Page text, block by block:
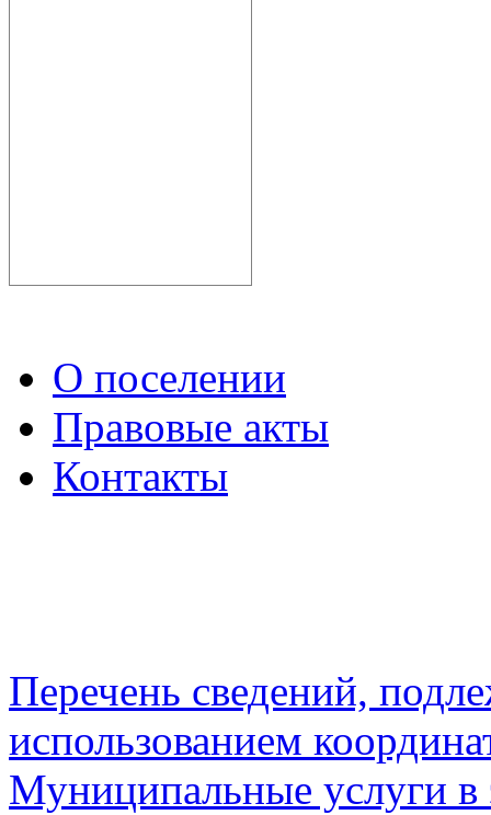
О поселении
Правовые акты
Контакты
Перечень сведений,
использованием
Муниципальные услуги в